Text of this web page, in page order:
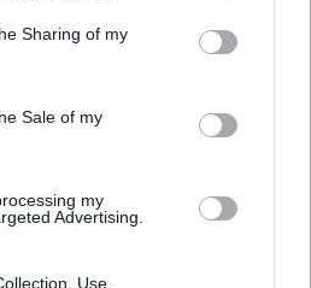
Sharing of my
Sale of my
my
Advertising.
Use,